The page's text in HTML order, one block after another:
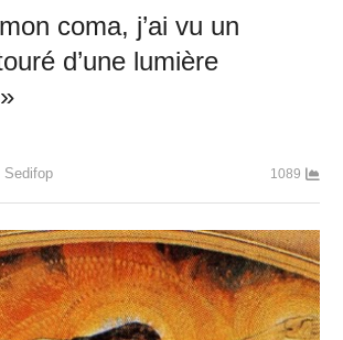
coma, j’ai vu un
d’une lumière
Author
Sedifop 1089